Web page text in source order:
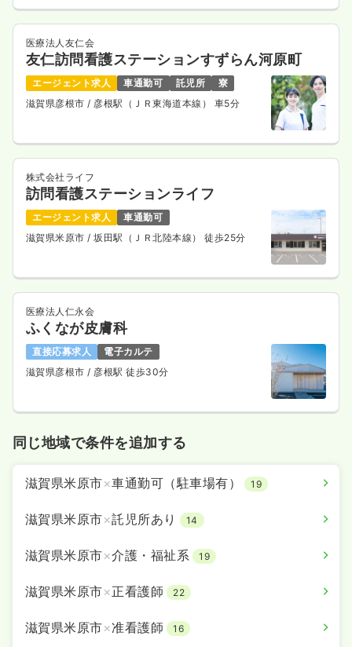
医療法人友仁会
友仁訪問看護ステーションすずらん河原町
エージェント求人 車通勤可 託児所
寮
滋賀県彦根市/ 彦根駅（ＪＲ東海道本線） 車5分
株式会社ライフ
訪問看護ステーションライフ
エージェント求人
車通勤可
滋賀県米原市/ 坂田駅（ＪＲ北陸本線） 徒歩25分
医療法人仁永会
ふくなが皮膚科
直接応募求人
電子カルテ
滋賀県彦根市/ 彦根駅 徒歩30分
同じ地域で条件を追加する
滋賀県米原市×車通勤可（駐車場有） 19
滋賀県米原市×託児所あり 14
滋賀県米原市×介護・福祉系 19
滋賀県米原市×正看護師 22
滋賀県米原市×准看護師 16